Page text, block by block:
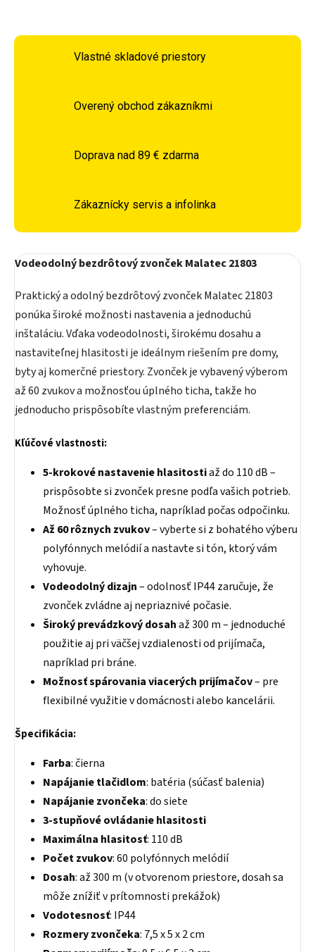
Vlastné skladové priestory
Overený obchod zákazníkmi
Doprava nad 89 € zdarma
Zákaznícky servis a infolinka
Vodeodolný bezdrôtový zvonček Malatec 21803
Praktický a odolný bezdrôtový zvonček Malatec 21803
ponúka široké možnosti nastavenia a jednoduchú
inštaláciu. Vďaka vodeodolnosti, širokému dosahu a
nastaviteľnej hlasitosti je ideálnym riešením pre domy,
byty aj komerčné priestory. Zvonček je vybavený výberom
až 60 zvukov a možnosťou úplného ticha, takže ho
jednoducho prispôsobíte vlastným preferenciám.
Kľúčové vlastnosti:
5-krokové nastavenie hlasitostiaž do 110 dB –
prispôsobte si zvonček presne podľa vašich potrieb.
Možnosť úplného ticha, napríklad počas odpočinku.
Až 60 rôznych zvukov– vyberte si z bohatého výberu
polyfónnych melódií a nastavte si tón, ktorý vám
vyhovuje.
Vodeodolný dizajn– odolnosť IP44 zaručuje, že
zvonček zvládne aj nepriaznivé počasie.
Široký prevádzkový dosahaž 300 m – jednoduché
použitie aj pri väčšej vzdialenosti od prijímača,
napríklad pri bráne.
Možnosť spárovania viacerých prijímačov– pre
flexibilné využitie v domácnosti alebo kancelárii.
Špecifikácia:
Farba: čierna
Napájanie tlačidlom: batéria (súčasť balenia)
Napájanie zvončeka: do siete
3-stupňové ovládanie hlasitosti
Maximálna hlasitosť: 110 dB
Počet zvukov: 60 polyfónnych melódií
Dosah: až 300 m (v otvorenom priestore, dosah sa
môže znížiť v prítomnosti prekážok)
Vodotesnosť: IP44
Rozmery zvončeka: 7,5 x 5 x 2 cm